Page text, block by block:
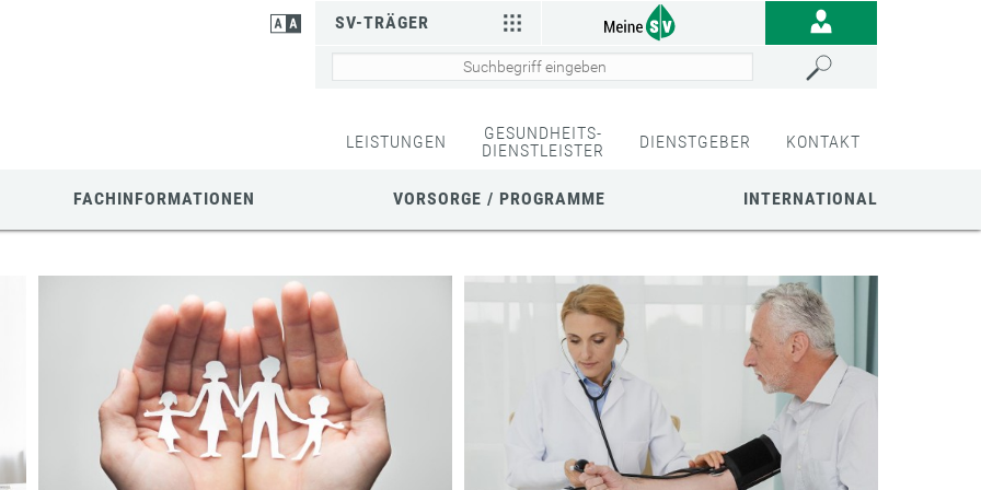
SV-TRÄGER
LEISTUNGEN
GESUNDHEITS-
DIENSTLEISTER
DIENSTGEBER KONTAKT
FACHINFORMATIONEN VORSORGE / PROGRAMME INTERNATIONAL